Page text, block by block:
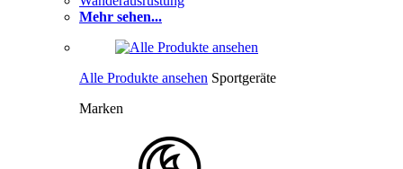
Mehr sehen...
Alle Produkte ansehen Sportgeräte
Marken